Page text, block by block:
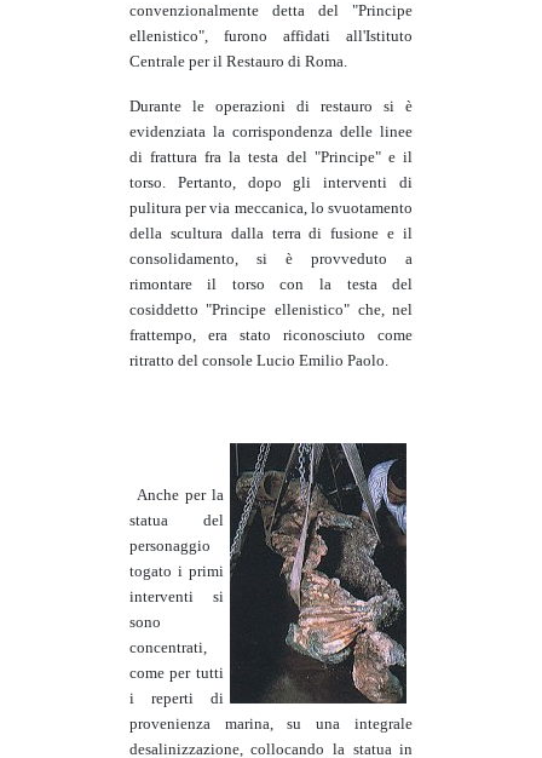
convenzionalmente detta del "Principe
ellenistico", furono affidati all'Istituto
Centrale per il Restauro di Roma.
Durante le operazioni di restauro si è
evidenziata la corrispondenza delle linee
di frattura fra la testa del "Principe" e il
torso. Pertanto, dopo gli interventi di
pulitura per via meccanica, lo svuotamento
della scultura dalla terra di fusione e il
consolidamento, si è provveduto a
rimontare il torso con la testa del
cosiddetto "Principe ellenistico" che, nel
frattempo, era stato riconosciuto come
ritratto del console Lucio Emilio Paolo.
Anche per la
statua del
personaggio
togato i primi
interventi si
sono
concentrati,
come per tutti
i reperti di
provenienza marina, su una integrale
desalinizzazione, collocando la statua in